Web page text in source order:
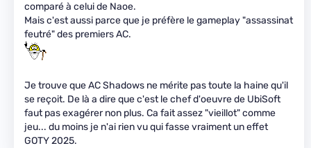
comparé à celui de Naoe.
Mais c'est aussi parce que je préfère le gameplay "assassinat
feutré" des premiers AC.
Je trouve que AC Shadows ne mérite pas toute la haine qu'il
se reçoit. De là a dire que c'est le chef d'oeuvre de UbiSoft
faut pas exagérer non plus. Ca fait assez "vieillot" comme
jeu... du moins je n'ai rien vu qui fasse vraiment un effet
GOTY 2025.